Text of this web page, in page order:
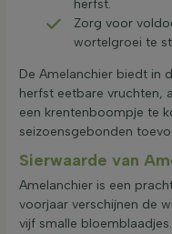
herfst.
Zorg voor
wortelgroei te
De Amelanchier biedt in
herfst eetbare vruchten,
een krentenboompje te
seizoensgebonden
Sierwaarde van
Amelanchier is een
voorjaar verschijnen de
vijf smalle